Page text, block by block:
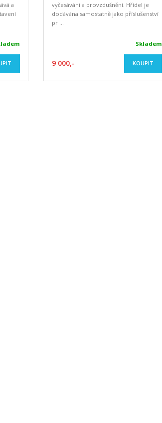
a
vyčesávání a provzdušnění. Hřídel je
dodávána samostatně jako příslušenství
pr ...
Skladem
9 000,- KOUPIT